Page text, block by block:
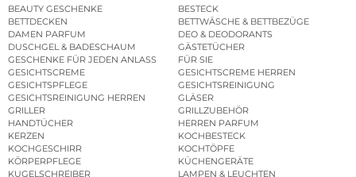
BEAUTY GESCHENKE
BESTECK
BETTDECKEN
BETTWÄSCHE & BETTBEZÜGE
DAMEN PARFUM
DEO & DEODORANTS
DUSCHGEL & BADESCHAUM
GÄSTETÜCHER
GESCHENKE FÜR JEDEN ANLASS
FÜR SIE
GESICHTSCREME
GESICHTSCREME HERREN
GESICHTSPFLEGE
GESICHTSREINIGUNG
GESICHTSREINIGUNG HERREN
GLÄSER
GRILLER
GRILLZUBEHÖR
HANDTÜCHER
HERREN PARFUM
KERZEN
KOCHBESTECK
KOCHGESCHIRR
KOCHTÖPFE
KÖRPERPFLEGE
KÜCHENGERÄTE
KUGELSCHREIBER
LAMPEN & LEUCHTEN